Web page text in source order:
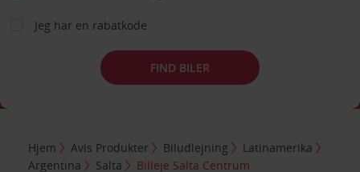
Jeg har en rabatkode
FIND BILER
Hjem Avis Produkter Biludlejning
Latinamerika
Argentina
Salta Billeje Salta Centrum